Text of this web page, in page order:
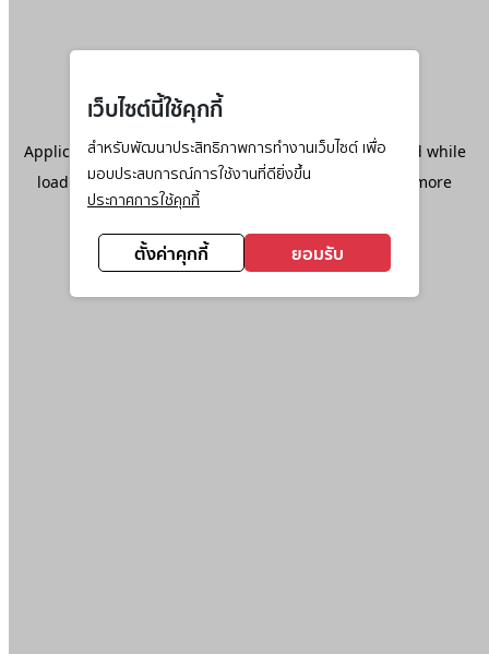
เว็บไซต์นี้ใช้คุกกี้
สำหรับพัฒนาประสิทธิภาพการทำงานเว็บไซต์ เพื่อ
มอบประสบการณ์การใช้งานที่ดียิ่งขึ้น
ประกาศการใช้คุกกี้
ตั้งค่าคุกกี้ ยอมรับ
Application error: aclient-side exception has occurred while
loadingwww.ktc.co.th(see the browser console
for more
information).